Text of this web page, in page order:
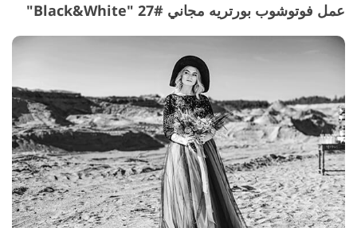
عمل فوتوشوب بورتريه مجاني #27 "Black&White"